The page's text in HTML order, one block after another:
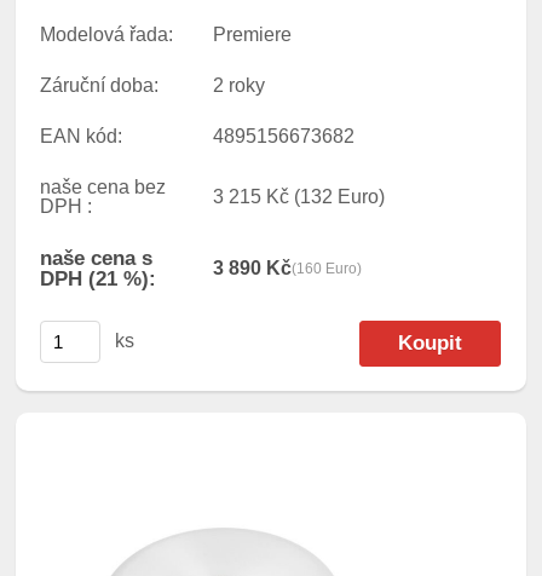
Modelová řada: Premiere
Záruční doba: 2 roky
EAN kód: 4895156673682
naše cena bez
DPH :
3 215 Kč (132 Euro)
naše cena s
DPH (21 %):
3 890 Kč(160 Euro)
ks